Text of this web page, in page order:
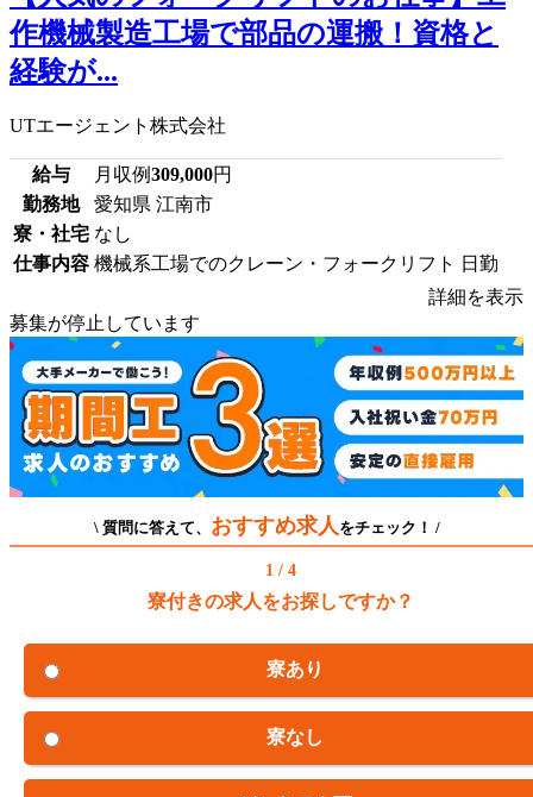
作機械製造工場で部品の運搬！資格と
経験が...
UTエージェント株式会社
給与 月収例309,000円
勤務地
愛知県 江南市
寮・社宅 なし
仕事内容 機械系工場でのクレーン・フォークリフト 日勤
詳細を表示
募集が停止しています
\ 質問に答えて、 おすすめ求人 をチェック！ /
1 / 4
寮付きの求人をお探しですか？
寮あり
寮なし